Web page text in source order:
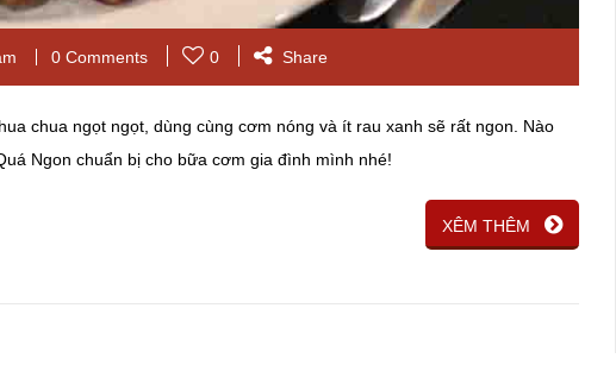
0 Comments 0 Share
chua ngọt ngọt, dùng cùng cơm nóng và ít rau xanh sẽ rất ngon. Nào
Ngon chuẩn bị cho bữa cơm gia đình mình nhé!
XÊM THÊM